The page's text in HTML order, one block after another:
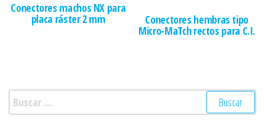
Conectores machos NX para
placa ráster 2 mm Conectores hembras tipo
Micro-MaTch rectos para C.I.
Buscar: